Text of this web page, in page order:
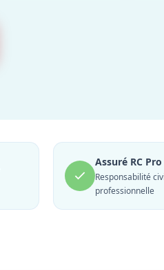
Assuré RC Pro
Responsabilité
professionnelle